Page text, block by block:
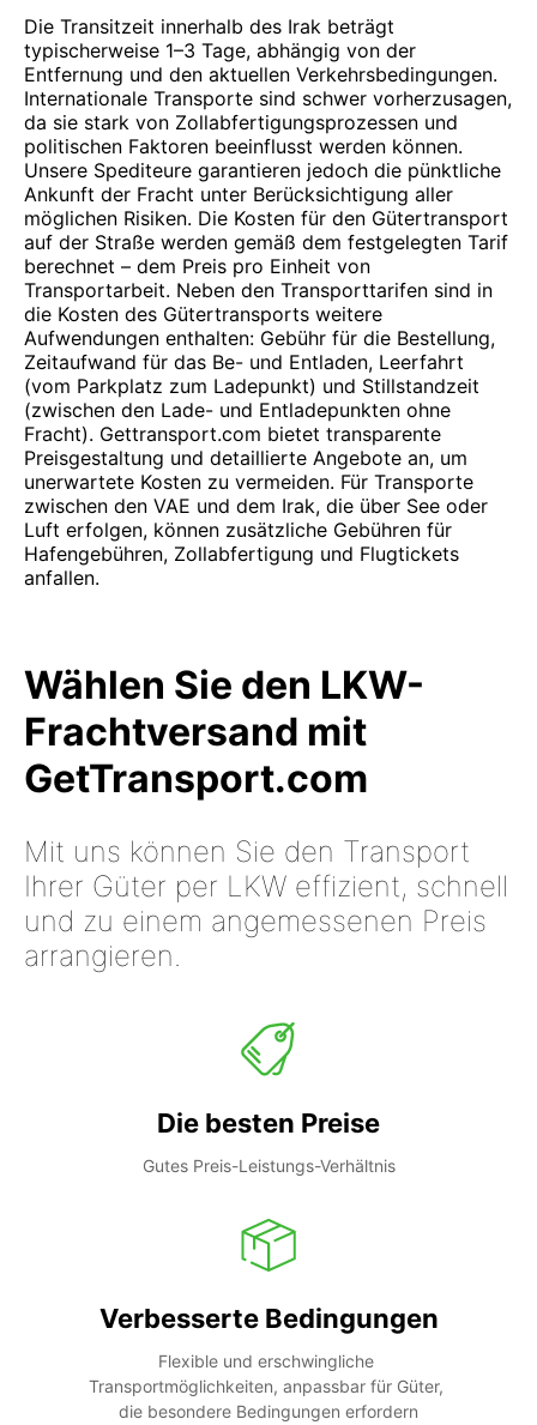
Die Transitzeit innerhalb des Irak beträgt
typischerweise 1–3 Tage, abhängig von der
Entfernung und den aktuellen Verkehrsbedingungen.
Internationale Transporte sind schwer vorherzusagen,
da sie stark von Zollabfertigungsprozessen und
politischen Faktoren beeinflusst werden können.
Unsere Spediteure garantieren jedoch die pünktliche
Ankunft der Fracht unter Berücksichtigung aller
möglichen Risiken. Die Kosten für den Gütertransport
auf der Straße werden gemäß dem festgelegten Tarif
berechnet – dem Preis pro Einheit von
Transportarbeit. Neben den Transporttarifen sind in
die Kosten des Gütertransports weitere
Aufwendungen enthalten: Gebühr für die Bestellung,
Zeitaufwand für das Be- und Entladen, Leerfahrt
(vom Parkplatz zum Ladepunkt) und Stillstandzeit
(zwischen den Lade- und Entladepunkten ohne
Fracht). Gettransport.com bietet transparente
Preisgestaltung und detaillierte Angebote an, um
unerwartete Kosten zu vermeiden. Für Transporte
zwischen den VAE und dem Irak, die über See oder
Luft erfolgen, können zusätzliche Gebühren für
Hafengebühren, Zollabfertigung und Flugtickets
anfallen.
Wählen Sie den LKW-
Frachtversand mit
GetTransport.com
Mit uns können Sie den Transport
Ihrer Güter per LKW effizient, schnell
und zu einem angemessenen Preis
arrangieren.
Die besten Preise
Gutes Preis-Leistungs-Verhältnis
Verbesserte Bedingungen
Flexible und erschwingliche
Transportmöglichkeiten, anpassbar für Güter,
die besondere Bedingungen erfordern